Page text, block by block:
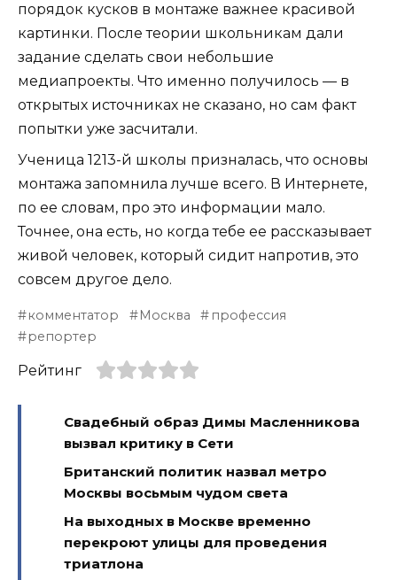
порядок кусков в монтаже важнее красивой
картинки. После теории школьникам дали
задание сделать свои небольшие
медиапроекты. Что именно получилось — в
открытых источниках не сказано, но сам факт
попытки уже засчитали.
Ученица 1213-й школы призналась, что основы
монтажа запомнила лучше всего. В Интернете,
по ее словам, про это информации мало.
Точнее, она есть, но когда тебе ее рассказывает
живой человек, который сидит напротив, это
совсем другое дело.
комментатор Москва
профессия
репортер
Рейтинг
Свадебный образ Димы Масленникова
вызвал критику в Сети
Британский политик назвал метро
Москвы восьмым чудом света
На выходных в Москве временно
перекроют улицы для проведения
триатлона